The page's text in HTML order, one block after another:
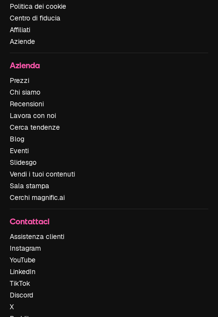
Politica dei cookie
Centro di fiducia
Affiliati
Aziende
Azienda
Prezzi
Chi siamo
Recensioni
Lavora con noi
Cerca tendenze
Blog
Eventi
Slidesgo
Vendi i tuoi contenuti
Sala stampa
Cerchi magnific.ai
Contattaci
Assistenza clienti
Instagram
YouTube
LinkedIn
TikTok
Discord
X